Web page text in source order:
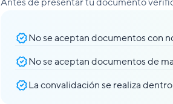
Antes de presentar tu documento
No se aceptan documentos con
No se aceptan documentos de
La convalidación se realiza